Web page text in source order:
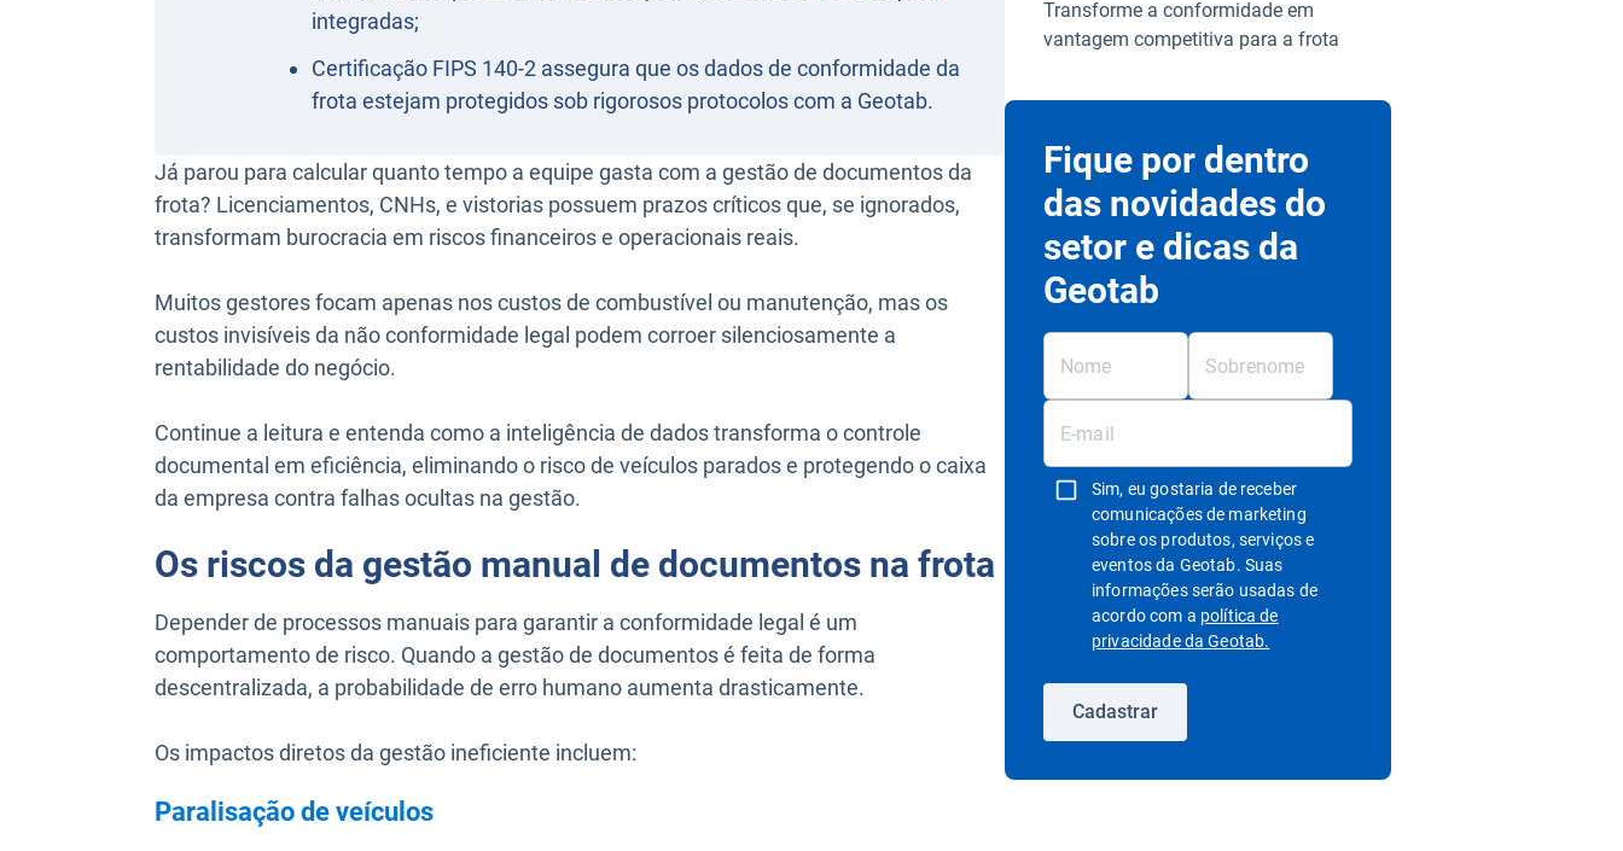
integradas;
Certificação FIPS 140-2 assegura que os dados de conformidade da
frota estejam protegidos sob rigorosos protocolos com a Geotab.
Já parou para calcular quanto tempo a equipe gasta com a gestão de documentos da
frota? Licenciamentos, CNHs, e vistorias possuem prazos críticos que, se ignorados,
transformam burocracia em riscos financeiros e operacionais reais.
Muitos gestores focam apenas nos custos de combustível ou manutenção, mas os
custos invisíveis da não conformidade legal podem corroer silenciosamente a
rentabilidade do negócio.
Continue a leitura e entenda como a inteligência de dados transforma o controle
documental em eficiência, eliminando o risco de veículos parados e protegendo o caixa
da empresa contra falhas ocultas na gestão.
Os riscos da gestão manual de documentos na frota
Depender de processos manuais para garantir a conformidade legal é um
comportamento de risco. Quando a gestão de documentos é feita de forma
descentralizada, a probabilidade de erro humano aumenta drasticamente.
Os impactos diretos da gestão ineficiente incluem:
Paralisação de veículos
Transforme a conformidade em
vantagem competitiva para a frota
Fique por dentro
das novidades do
setor e dicas da
Geotab
Sim, eu gostaria de receber
comunicações de marketing
sobre os produtos, serviços e
eventos da Geotab. Suas
informações serão usadas de
acordo com a política de
privacidade da Geotab.
Cadastrar